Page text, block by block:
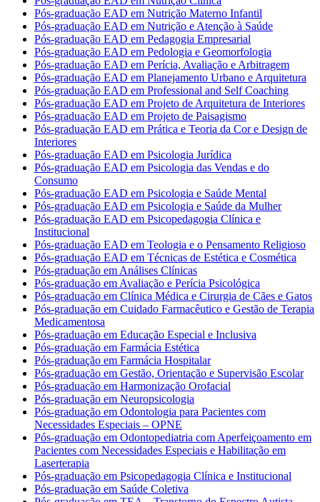
Pós-graduação EAD em Nutrição Materno Infantil
Pós-graduação EAD em Nutrição e Atenção à Saúde
Pós-graduação EAD em Pedagogia Empresarial
Pós-graduação EAD em Pedologia e Geomorfologia
Pós-graduação EAD em Perícia, Avaliação e Arbitragem
Pós-graduação EAD em Planejamento Urbano e Arquitetura
Pós-graduação EAD em Professional and Self Coaching
Pós-graduação EAD em Projeto de Arquitetura de Interiores
Pós-graduação EAD em Projeto de Paisagismo
Pós-graduação EAD em Prática e Teoria da Cor e Design de
Interiores
Pós-graduação EAD em Psicologia Jurídica
Pós-graduação EAD em Psicologia das Vendas e do
Consumo
Pós-graduação EAD em Psicologia e Saúde Mental
Pós-graduação EAD em Psicologia e Saúde da Mulher
Pós-graduação EAD em Psicopedagogia Clínica e
Institucional
Pós-graduação EAD em Teologia e o Pensamento Religioso
Pós-graduação EAD em Técnicas de Estética e Cosmética
Pós-graduação em Análises Clínicas
Pós-graduação em Avaliação e Perícia Psicológica
Pós-graduação em Clínica Médica e Cirurgia de Cães e Gatos
Pós-graduação em Cuidado Farmacêutico e Gestão de Terapia
Medicamentosa
Pós-graduação em Educação Especial e Inclusiva
Pós-graduação em Farmácia Estética
Pós-graduação em Farmácia Hospitalar
Pós-graduação em Gestão, Orientação e Supervisão Escolar
Pós-graduação em Harmonização Orofacial
Pós-graduação em Neuropsicologia
Pós-graduação em Odontologia para Pacientes com
Necessidades Especiais – OPNE
Pós-graduação em Odontopediatria com Aperfeiçoamento em
Pacientes com Necessidades Especiais e Habilitação em
Laserterapia
Pós-graduação em Psicopedagogia Clínica e Institucional
Pós-graduação em Saúde Coletiva